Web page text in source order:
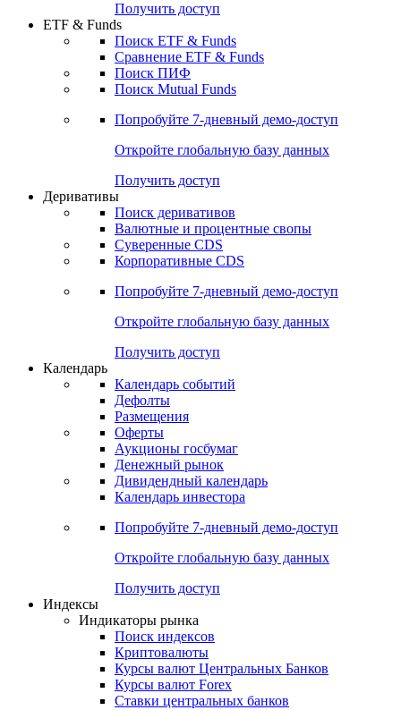
Получить доступ
ETF & Funds
Поиск ETF & Funds
Сравнение ETF & Funds
Поиск ПИФ
Поиск Mutual Funds
Попробуйте 7-дневный демо-доступ
Откройте глобальную базу данных
Получить доступ
Деривативы
Поиск деривативов
Валютные и процентные свопы
Суверенные CDS
Корпоративные CDS
Попробуйте 7-дневный демо-доступ
Откройте глобальную базу данных
Получить доступ
Календарь
Календарь событий
Дефолты
Размещения
Оферты
Аукционы госбумаг
Денежный рынок
Дивидендный календарь
Календарь инвестора
Попробуйте 7-дневный демо-доступ
Откройте глобальную базу данных
Получить доступ
Индексы
Индикаторы рынка
Поиск индексов
Криптовалюты
Курсы валют Центральных Банков
Курсы валют Forex
Ставки центральных банков